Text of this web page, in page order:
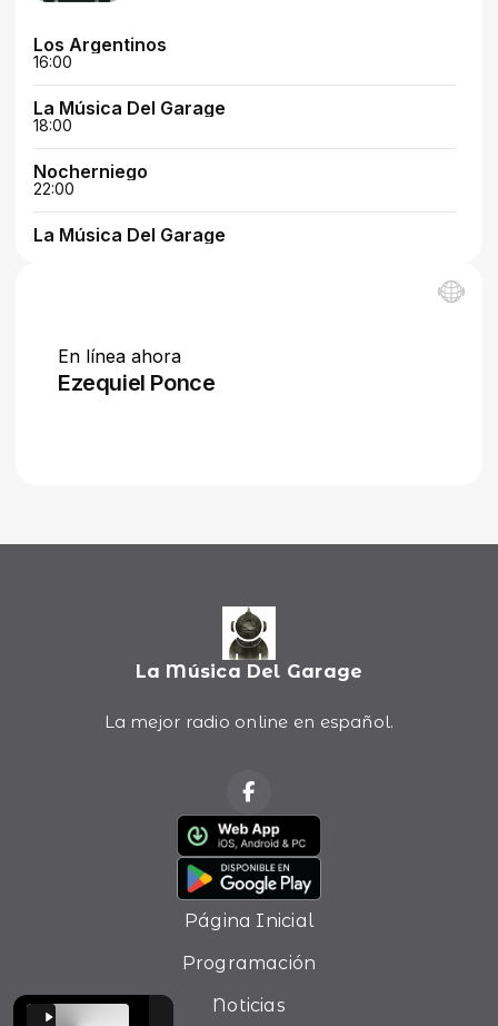
La Música Del Garage
La mejor radio online en español.
Página Inicial
Programación
Noticias